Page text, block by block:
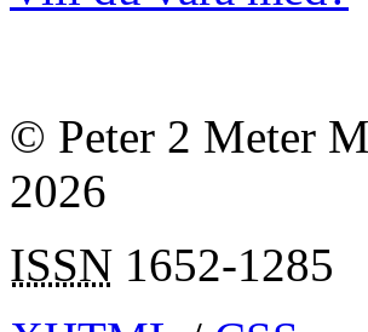
© Peter 2 Meter
2026
ISSN 1652-1285